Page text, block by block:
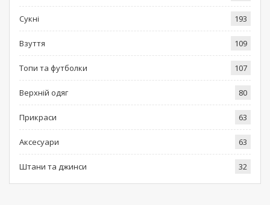
Сукні 193
Взуття 109
Топи та футболки 107
Верхній одяг 80
Прикраси 63
Аксесуари 63
Штани та джинси 32